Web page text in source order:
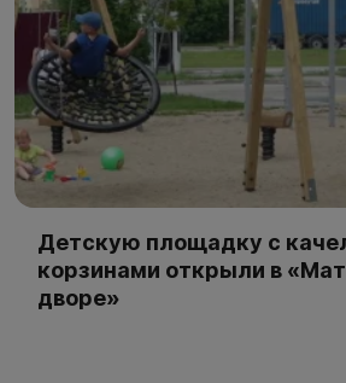
Детскую площадку с
корзинами открыли в
дворе»